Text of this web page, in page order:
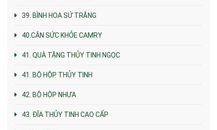
39. BÌNH HOA SỨ TRẮNG
40.CÂN SỨC KHỎE CAMRY
41. QUÀ TẶNG THỦY TINH NGỌC
41. BỘ HỘP THỦY TINH
42. BỘ HỘP NHỰA
43. ĐĨA THỦY TINH CAO CẤP